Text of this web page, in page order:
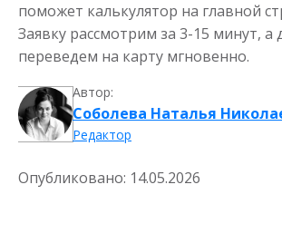
поможет калькулятор на главной
Заявку рассмотрим за 3-15 минут, а
переведем на карту мгновенно.
Автор:
Соболева Наталья
Редактор
Опубликовано: 14.05.2026